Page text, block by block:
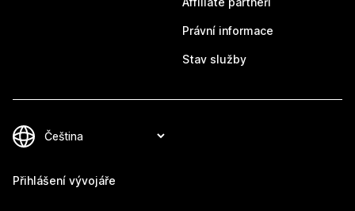
Právní informace
Stav služby
Přihlášení vývojáře